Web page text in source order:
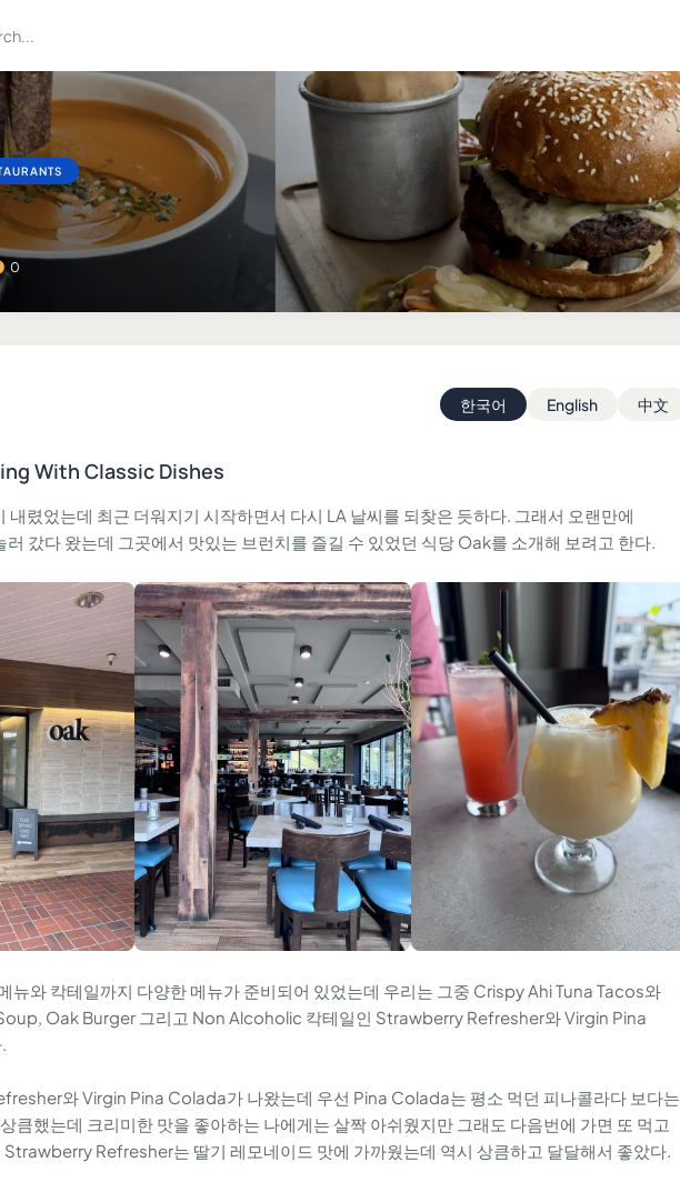
0
한국어 English 中文
With Classic Dishes
내렸었는데 최근 더워지기 시작하면서 다시 LA 날씨를 되찾은 듯하다. 그래서 오랜만에
갔다 왔는데 그곳에서 맛있는 브런치를 즐길 수 있었던 식당 Oak를 소개해 보려고 한다.
뉴와 칵테일까지 다양한 메뉴가 준비되어 있었는데 우리는 그중 Crispy Ahi Tuna Tacos와
Oak Burger 그리고 Non Alcoholic 칵테일인 Strawberry Refresher와 Virgin Pina
와 Virgin Pina Colada가 나왔는데 우선 Pina Colada는 평소 먹던 피나콜라다 보다는
큼했는데 크리미한 맛을 좋아하는 나에게는 살짝 아쉬웠지만 그래도 다음번에 가면 또 먹고
Strawberry Refresher는 딸기 레모네이드 맛에 가까웠는데 역시 상큼하고 달달해서 좋았다.